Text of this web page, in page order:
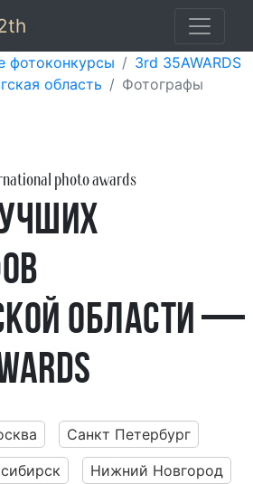
фотоконкурсы
3rd 35AWARDS
область Фотографы
photo awards
области —
Санкт Петербург
Нижний Новгород